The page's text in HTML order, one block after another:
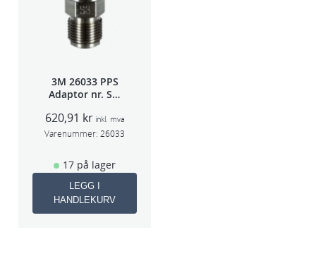
3M 26033 PPS
Adaptor nr. S-3
620,91 kr inkl. mva
Varenummer: 26033
17 på lager
LEGG I
HANDLEKURV